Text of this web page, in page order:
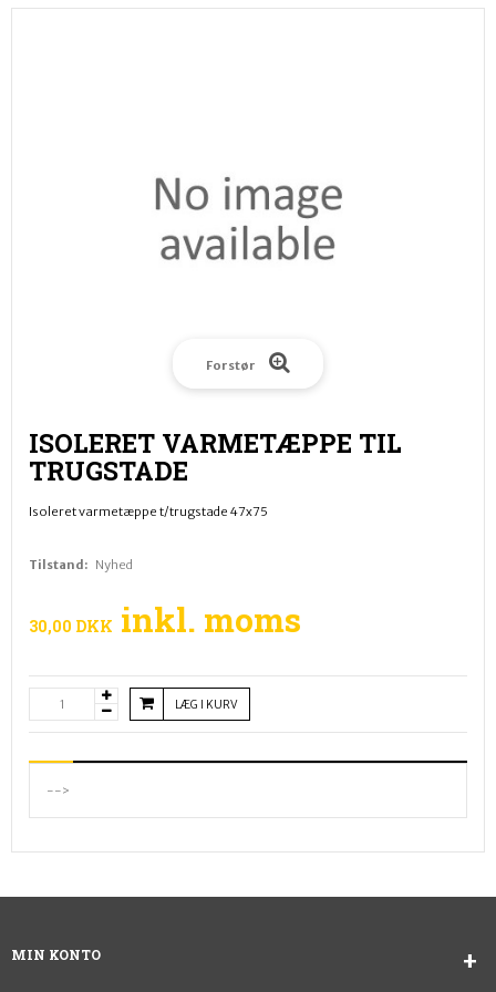
Forstør
ISOLERET VARMETÆPPE TIL
TRUGSTADE
Isoleret varmetæppe t/trugstade 47x75
Tilstand: Nyhed
30,00 DKK inkl. moms
LÆG I KURV
-->
MIN KONTO